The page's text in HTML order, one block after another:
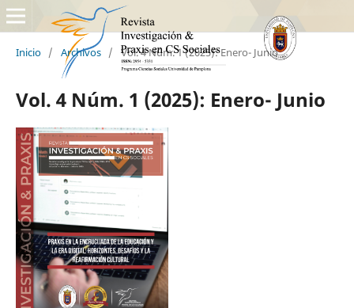
Inicio / Archivos / Vol. 4 Núm. 1 (2025): Enero- Junio
Vol. 4 Núm. 1 (2025): Enero- Junio